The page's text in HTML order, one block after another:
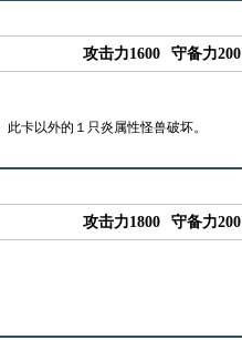
攻击力1600 守备力200
卡以外的１只炎属性怪兽破坏。
攻击力1800 守备力200